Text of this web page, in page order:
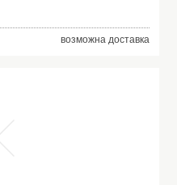
возможна доставка